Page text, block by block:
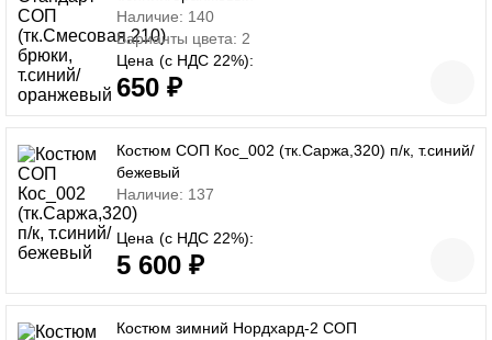
Наличие: 140
Варианты цвета: 2
Цена (с НДС 22%):
650 ₽
Костюм СОП Кос_002 (тк.Саржа,320) п/к, т.синий/
бежевый
Наличие: 137
Цена (с НДС 22%):
5 600 ₽
Костюм зимний Нордхард-2 СОП